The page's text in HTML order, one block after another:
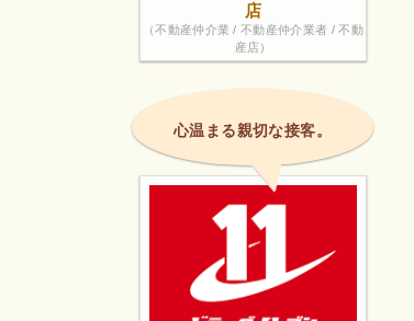
店
（不動産仲介業 / 不動産仲介業者 / 不動
産店）
心温まる親切な接客。